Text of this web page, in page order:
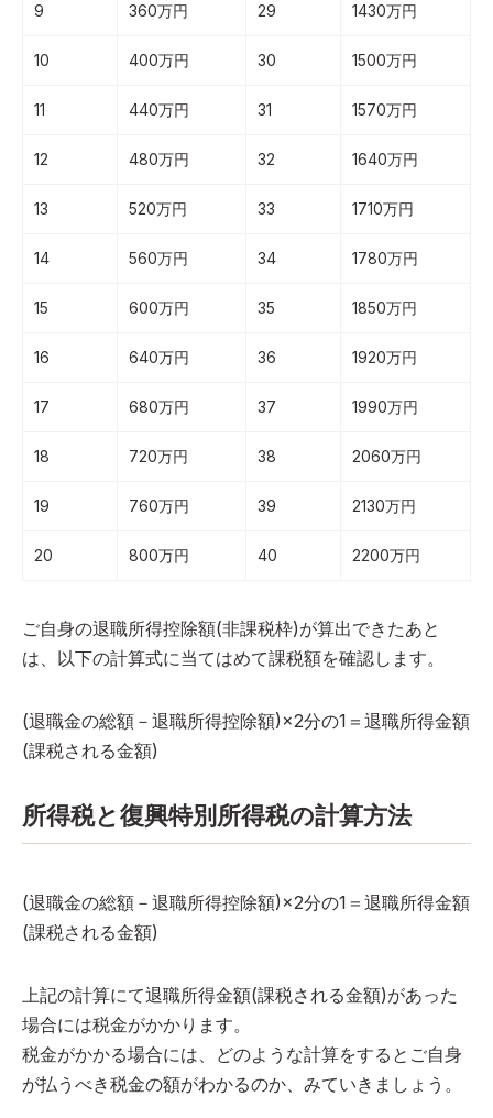
9 360万円 29 1430万円
10 400万円 30 1500万円
11 440万円 31 1570万円
12 480万円 32 1640万円
13 520万円 33 1710万円
14 560万円 34 1780万円
15 600万円 35 1850万円
16 640万円 36 1920万円
17 680万円 37 1990万円
18 720万円 38 2060万円
19 760万円 39 2130万円
20 800万円 40 2200万円
ご自身の退職所得控除額(非課税枠)が算出できたあと
は、以下の計算式に当てはめて課税額を確認します。
(退職金の総額－退職所得控除額)×2分の1＝退職所得金額
(課税される金額)
所得税と復興特別所得税の計算方法
(退職金の総額－退職所得控除額)×2分の1＝退職所得金額
(課税される金額)
上記の計算にて退職所得金額(課税される金額)があった
場合には税金がかかります。
税金がかかる場合には、どのような計算をするとご自身
が払うべき税金の額がわかるのか、みていきましょう。